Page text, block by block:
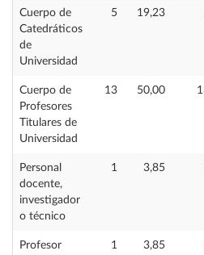
Cuerpo de
Catedráticos
de
Universidad
5 19,23
Cuerpo de
Profesores
Titulares de
Universidad
13 50,00
Personal
docente,
investigador
o técnico
1 3,85
Profesor
1 3,85